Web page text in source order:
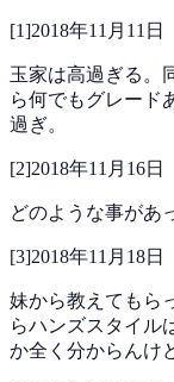
[1]2018年11月11日
玉家は高過ぎる。
ら何でもグレード
過ぎ。
[2]2018年11月16日
どのような事があ
[3]2018年11月18日
妹から教えてもら
らハンズスタイル
か全く分からんけ